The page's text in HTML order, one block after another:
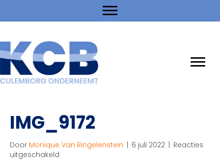
IMG_9172
Door Monique Van Ringelenstein | 6 juli 2022 | Reacties
uitgeschakeld